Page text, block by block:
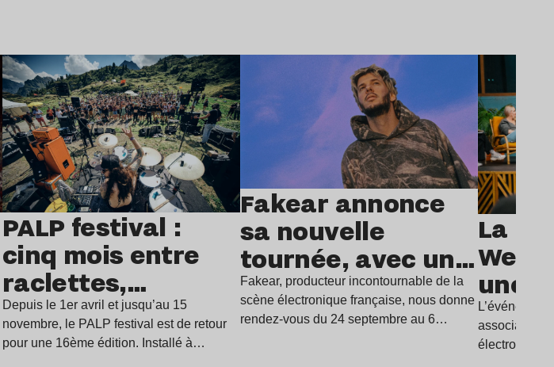
PALP festival :
cinq mois entre
raclettes,
randonnées et
musiques
Depuis le 1er avril et jusqu’au 15
novembre, le PALP festival est de retour
pour une 16ème édition. Installé à…
Fakear annonce
sa nouvelle
tournée, avec un
arrêt vibrant à
l’Olympia
Fakear, producteur incontournable de la
scène électronique française, nous donne
rendez-vous du 24 septembre au 6
La
une
avec
association
Lire l’article Lire l’article